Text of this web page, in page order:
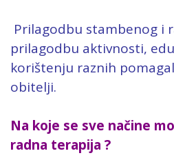
Prilagodbu stambenog i
prilagodbu aktivnosti,
korištenju raznih
obitelji.
Na koje se sve načine
radna terapija ?